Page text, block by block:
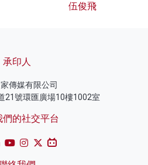
伍俊飛
承印人
傳媒有限公司
21號環匯廣場10樓1002室
們的社交平台